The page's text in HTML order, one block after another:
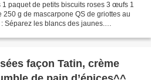
paquet de petits biscuits roses 3 œufs 1
g de mascarpone QS de griottes au
Séparez les blancs des jaunes.
façon Tatin, crème